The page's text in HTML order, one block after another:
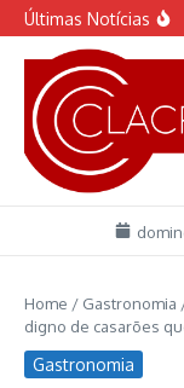
Ir para o conteúdo
Últimas Notícias
O
Home / Gastronomia
digno de casarões
Gastronomia